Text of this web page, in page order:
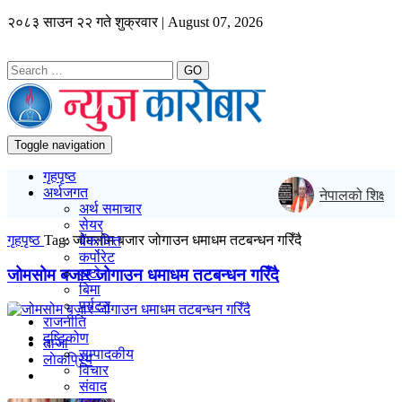
२०८३ साउन २२ गते शुक्रवार | August 07, 2026
GO
Toggle navigation
गृहपृष्ठ
अर्थजगत
अर्थ समाचार
सेयर
बैंक/वित्त
कर्पोरेट
अटो
बिमा
पर्यटन
राजनीति
दृष्टिकोण
सम्पादकीय
विचार
संवाद
नेपालको शिक्षा
गृहपृष्ठ Tag:जोमसोम बजार जोगाउन धमाधम तटबन्धन गरिँदै
जोमसोम बजार जोगाउन धमाधम तटबन्धन गरिँदै
ताजा
लाेकप्रिय